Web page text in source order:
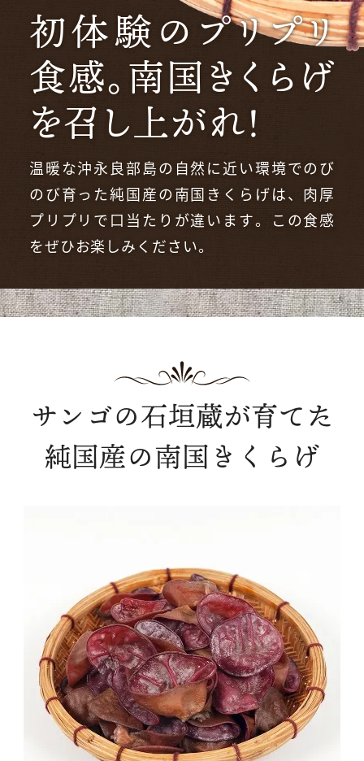
初体験のプリプリ
食感。南国きくらげ
を召し上がれ！
温暖な沖永良部島の自然に近い環境でのび
のび育った純国産の南国きくらげは、肉厚
プリプリで口当たりが違います。この食感
をぜひお楽しみください。
サンゴの石垣蔵が育てた
純国産の南国きくらげ